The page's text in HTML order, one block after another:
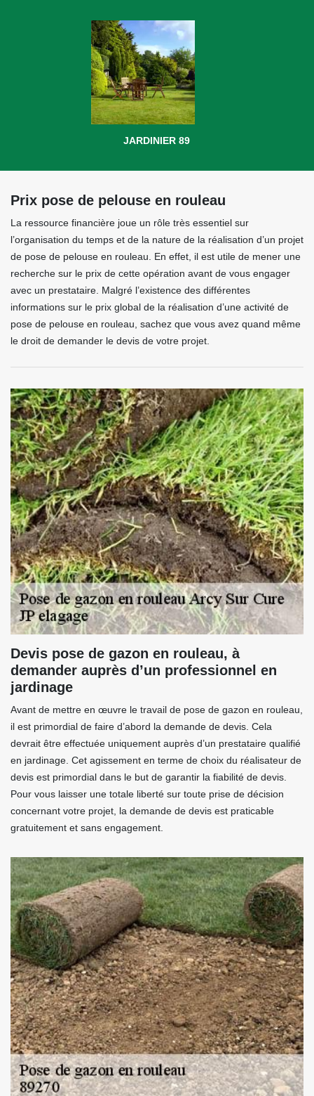
JARDINIER 89
Prix pose de pelouse en rouleau
La ressource financière joue un rôle très essentiel sur
l’organisation du temps et de la nature de la réalisation d’un projet
de pose de pelouse en rouleau. En effet, il est utile de mener une
recherche sur le prix de cette opération avant de vous engager
avec un prestataire. Malgré l’existence des différentes
informations sur le prix global de la réalisation d’une activité de
pose de pelouse en rouleau, sachez que vous avez quand même
le droit de demander le devis de votre projet.
Devis pose de gazon en rouleau, à
demander auprès d’un professionnel en
jardinage
Avant de mettre en œuvre le travail de pose de gazon en rouleau,
il est primordial de faire d’abord la demande de devis. Cela
devrait être effectuée uniquement auprès d’un prestataire qualifié
en jardinage. Cet agissement en terme de choix du réalisateur de
devis est primordial dans le but de garantir la fiabilité de devis.
Pour vous laisser une totale liberté sur toute prise de décision
concernant votre projet, la demande de devis est praticable
gratuitement et sans engagement.